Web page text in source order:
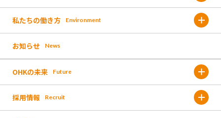
金バク!
なんしょん?
報道取材
私たちの働き方 Environment
福利厚生
働く環境
お知らせ News
OHKの未来 Future
これまでのOHK
採用情報 Recruit